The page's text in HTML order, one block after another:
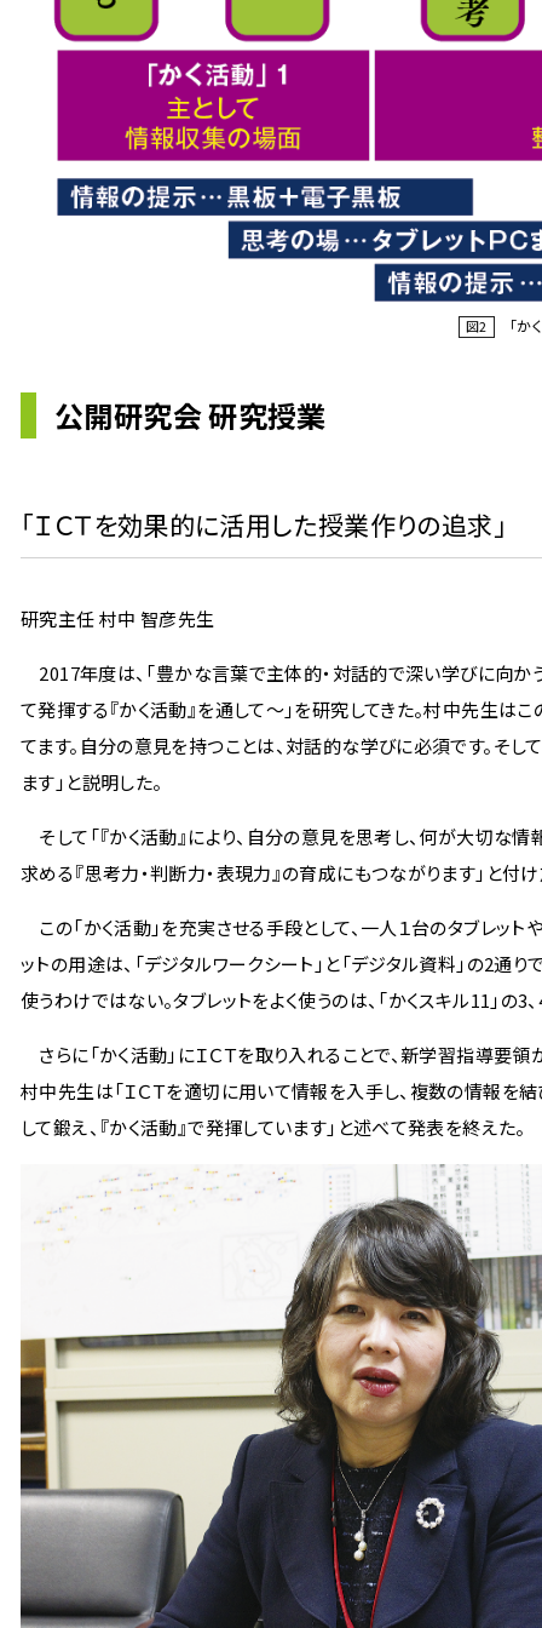
図2 「か
公開研究会 研究授業
「ＩＣＴを効果的に活用した授業作りの追求」
研究主任 村中 智彦先生
2017年度は、「豊かな言葉で主体的・対話的で深い学びに向か
て発揮する『かく活動』を通して〜」を研究してきた。村中先生は
てます。自分の意見を持つことは、対話的な学びに必須です。そし
ます」と説明した。
そして「『かく活動』により、自分の意見を思考し、何が大切な
求める『思考力・判断力・表現力』の育成にもつながります」と付け
この「かく活動」を充実させる手段として、一人１台のタブレッ
ットの用途は、「デジタルワークシート」と「デジタル資料」の2通
使うわけではない。タブレットをよく使うのは、「かくスキル11」の3
さらに「かく活動」にＩＣＴを取り入れることで、新学習指導要
村中先生は「ＩＣＴを適切に用いて情報を入手し、複数の情報を
して鍛え、『かく活動』で発揮しています」と述べて発表を終えた。